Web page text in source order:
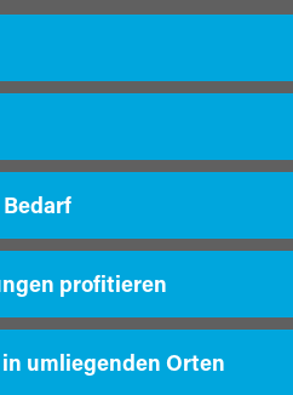
Bedarf
profitieren
umliegenden Orten